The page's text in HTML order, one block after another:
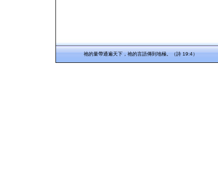
祂的量帶通遍天下，祂的言語傳到地極。（詩 19:4）